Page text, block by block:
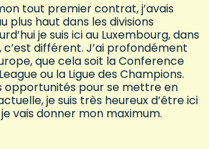
tout premier contrat, j’avais
plus haut dans les divisions
je suis ici au Luxembourg, dans
c’est différent. J’ai profondément
que cela soit la Conference
ou la Ligue des Champions.
opportunités pour se mettre en
je suis très heureux d’être ici
vais donner mon maximum.